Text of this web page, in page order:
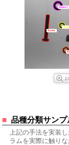
■ 品種分類サン
上記の手法を実装
ラムを実際に触り